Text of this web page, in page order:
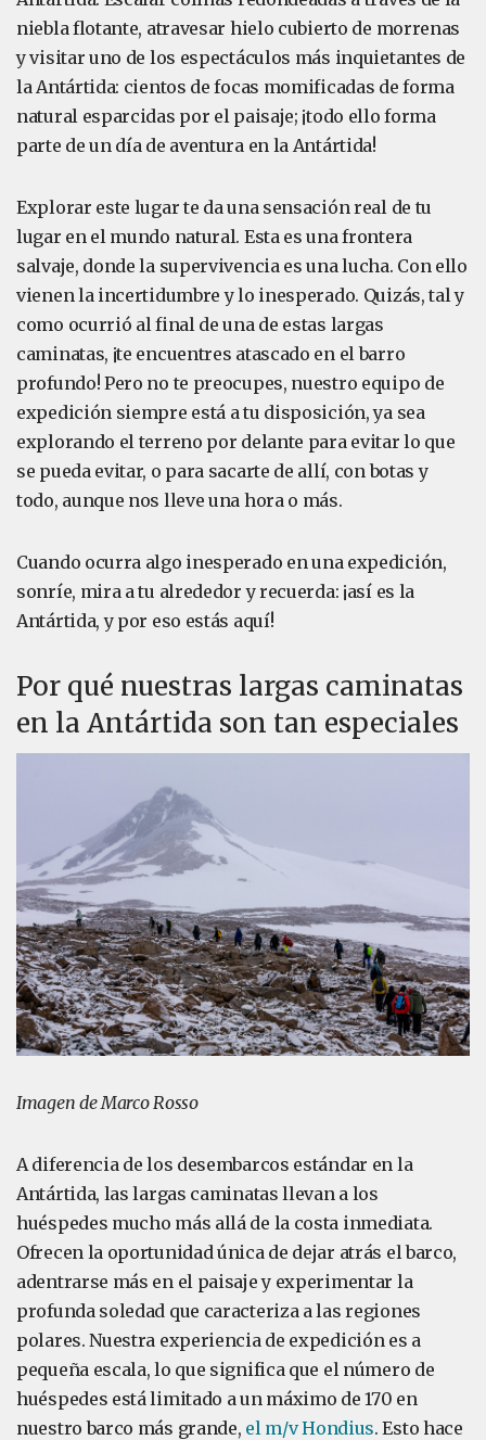
niebla flotante, atravesar hielo cubierto de morrenas
y visitar uno de los espectáculos más inquietantes de
la Antártida: cientos de focas momificadas de forma
natural esparcidas por el paisaje; ¡todo ello forma
parte de un día de aventura en la Antártida!
Explorar este lugar te da una sensación real de tu
lugar en el mundo natural. Esta es una frontera
salvaje, donde la supervivencia es una lucha. Con ello
vienen la incertidumbre y lo inesperado. Quizás, tal y
como ocurrió al final de una de estas largas
caminatas, ¡te encuentres atascado en el barro
profundo! Pero no te preocupes, nuestro equipo de
expedición siempre está a tu disposición, ya sea
explorando el terreno por delante para evitar lo que
se pueda evitar, o para sacarte de allí, con botas y
todo, aunque nos lleve una hora o más.
Cuando ocurra algo inesperado en una expedición,
sonríe, mira a tu alrededor y recuerda: ¡así es la
Antártida, y por eso estás aquí!
Por qué nuestras largas caminatas
en la Antártida son tan especiales
Imagen de Marco Rosso
A diferencia de los desembarcos estándar en la
Antártida, las largas caminatas llevan a los
huéspedes mucho más allá de la costa inmediata.
Ofrecen la oportunidad única de dejar atrás el barco,
adentrarse más en el paisaje y experimentar la
profunda soledad que caracteriza a las regiones
polares. Nuestra experiencia de expedición es a
pequeña escala, lo que significa que el número de
huéspedes está limitado a un máximo de 170 en
nuestro barco más grande, el m/v Hondius. Esto hace